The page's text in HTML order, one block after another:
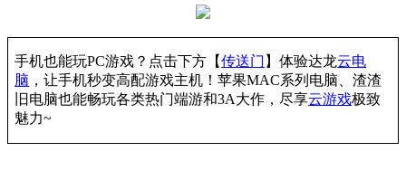
手机也能玩PC游戏？点击下方【传送门 】体验达龙云电
脑 ，让手机秒变高配游戏主机 ！苹果MAC系列电脑、渣渣
旧电脑也能畅玩各类热门端游和3A大作，尽享云游戏极致
魅力~